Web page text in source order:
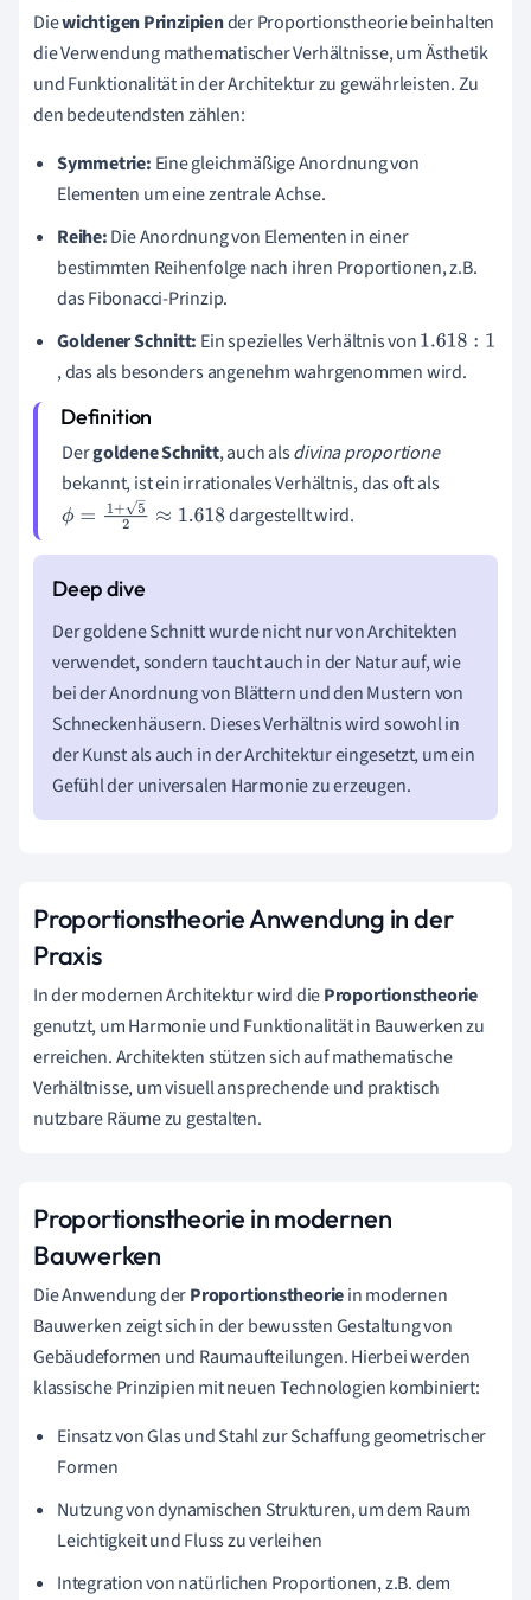
Diewichtigen Prinzipiender Proportionstheorie beinhalten
die Verwendung mathematischer Verhältnisse, um Ästhetik
und Funktionalität in der Architektur zu gewährleisten. Zu
den bedeutendsten zählen:
Symmetrie: Eine gleichmäßige Anordnung von
Elementen um eine zentrale Achse.
Reihe:Die Anordnung von Elementen in einer
bestimmten Reihenfolge nach ihren Proportionen, z.B.
das Fibonacci-Prinzip.
Goldener Schnitt: Ein spezielles Verhältnis von1
.
:
, das als besonders angenehm wahrgenommen wird.
Dergoldene Schnitt, auch alsdivina proportione
bekannt, ist ein irrationales Verhältnis, das oft als
ϕ=1+ 52≈1.618 dargestellt wird.
Der goldene Schnitt wurde nicht nur von Architekten
verwendet, sondern taucht auch in der Natur auf, wie
bei der Anordnung von Blättern und den Mustern von
Schneckenhäusern. Dieses Verhältnis wird sowohl in
der Kunst als auch in der Architektur eingesetzt, um ein
Gefühl der universalen Harmonie zu erzeugen.
Proportionstheorie Anwendung in der
Praxis
In der modernen Architektur wird dieProportionstheorie
genutzt, um Harmonie und Funktionalität in Bauwerken zu
erreichen. Architekten stützen sich auf mathematische
Verhältnisse, um visuell ansprechende und praktisch
nutzbare Räume zu gestalten.
Proportionstheorie in modernen
Bauwerken
Die Anwendung derProportionstheoriein modernen
Bauwerken zeigt sich in der bewussten Gestaltung von
Gebäudeformen und Raumaufteilungen. Hierbei werden
klassische Prinzipien mit neuen Technologien kombiniert:
Einsatz von Glas und Stahl zur Schaffung geometrischer
Formen
Nutzung von dynamischen Strukturen, um dem Raum
Leichtigkeit und Fluss zu verleihen
Integration von natürlichen Proportionen, z.B. dem